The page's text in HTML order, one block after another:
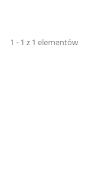
1 - 1 z 1 elementów